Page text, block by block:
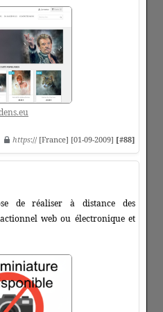
https:// [France] [01-09-2009] [#88]
de réaliser à distance des
web ou électronique et